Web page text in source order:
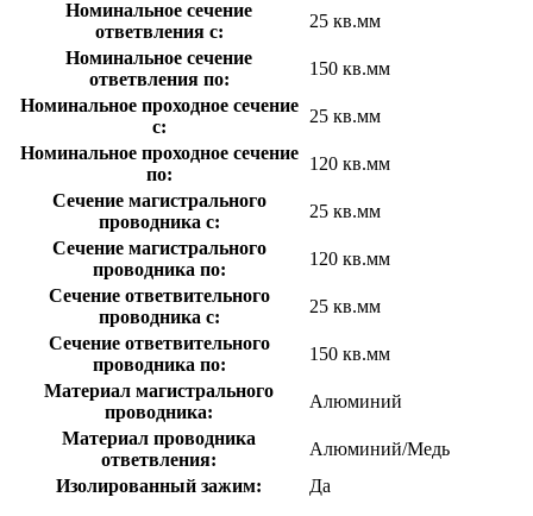
Номинальное сечение
ответвления с:
25 кв.мм
Номинальное сечение
ответвления по:
150 кв.мм
Номинальное проходное сечение
с:
25 кв.мм
Номинальное проходное сечение
по:
120 кв.мм
Сечение магистрального
проводника с:
25 кв.мм
Сечение магистрального
проводника по:
120 кв.мм
Сечение ответвительного
проводника с:
25 кв.мм
Сечение ответвительного
проводника по:
150 кв.мм
Материал магистрального
проводника:
Алюминий
Материал проводника
ответвления:
Алюминий/Медь
Изолированный зажим:
Да